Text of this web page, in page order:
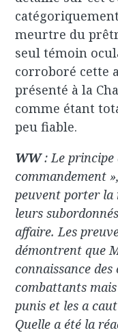
meurtre du
seul témoin
corroboré cette
présenté à la
comme étant
peu fiable.
WW : Le principe
commandement
peuvent porter la
leurs
affaire. Les
démontrent que
connaissance
combattants
punis et les a
Quelle a été la